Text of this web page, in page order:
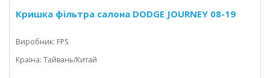
Кришка фільтра салона DODGE JOURNEY 08-19
Виробник: FPS
Країна: Тайвань/Китай